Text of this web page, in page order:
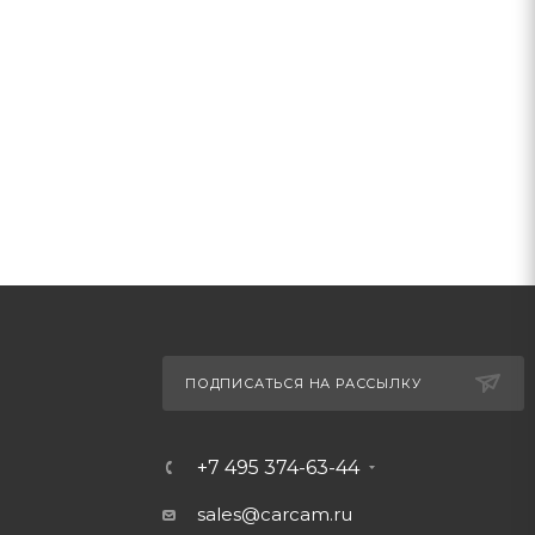
ПОДПИСАТЬСЯ НА РАССЫЛКУ
+7 495 374-63-44
sales@carcam.ru